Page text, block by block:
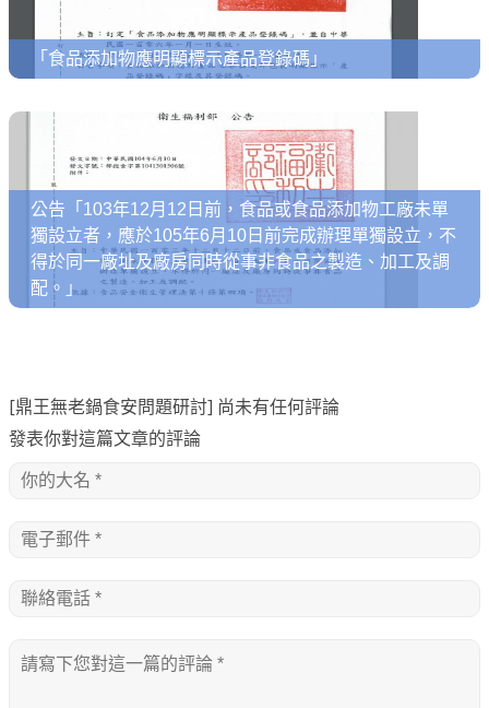
「食品添加物應明顯標示產品登錄碼」
公告「103年12月12日前，食品或食品添加物工廠未單
獨設立者，應於105年6月10日前完成辦理單獨設立，不
得於同一廠址及廠房同時從事非食品之製造、加工及調
配。」
[鼎王無老鍋食安問題研討] 尚未有任何評論
發表你對這篇文章的評論